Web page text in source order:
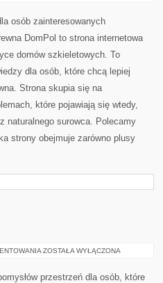
osób zainteresowanych
DomPol to strona internetowa
domów szkieletowych. To
dla osób, które chcą lepiej
Strona skupia się na
które pojawiają się wtedy,
naturalnego surowca. Polecamy
strony obejmuje zarówno plusy
MAROKO
ZOSTAŁA WYŁĄCZONA
przestrzeń dla osób, które